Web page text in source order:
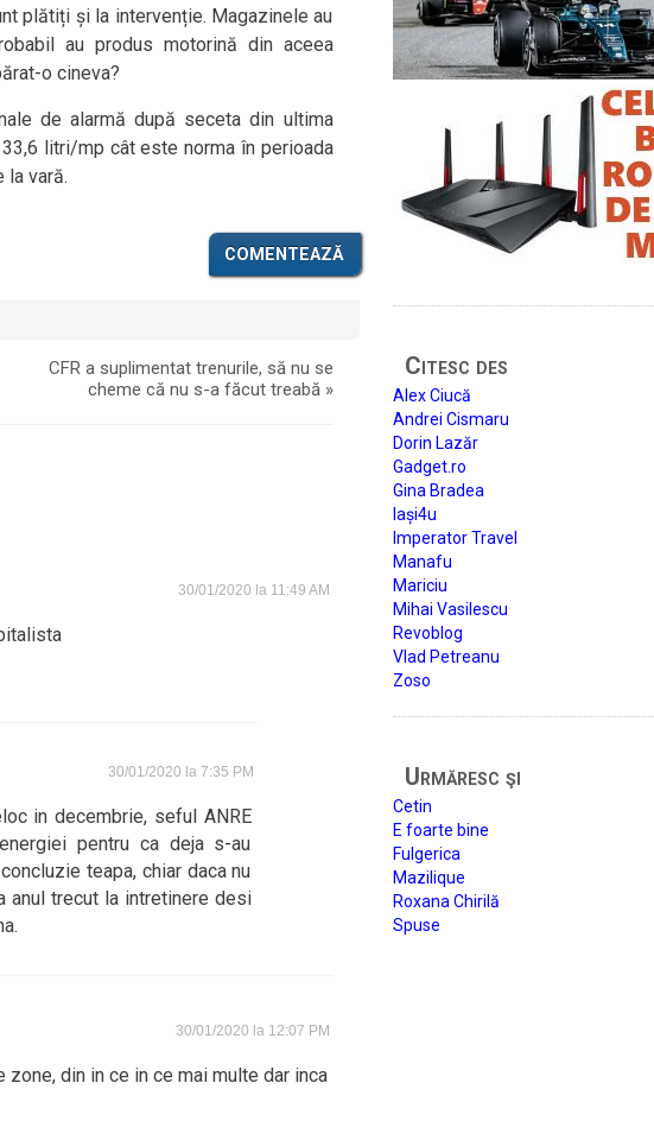
plătiți și la intervenție. Magazinele au
au produs motorină din aceea
o cineva?
de alarmă după seceta din ultima
litri/mp cât este norma în perioada
la vară.
COMENTEAZĂ
CFR a suplimentat trenurile, să nu se
cheme că nu s-a făcut treabă»
30/01/2020 la 11:49 AM
30/01/2020 la 7:35 PM
in decembrie, seful ANRE
pentru ca deja s-au
teapa, chiar daca nu
trecut la intretinere desi
30/01/2020 la 12:07 PM
din in ce in ce mai multe dar inca
Citesc des
Alex Ciucă
Andrei Cismaru
Dorin Lazăr
Gadget.ro
Gina Bradea
Iași4u
Imperator Travel
Manafu
Mariciu
Mihai Vasilescu
Revoblog
Vlad Petreanu
Zoso
Urmăresc şi
Cetin
E foarte bine
Fulgerica
Mazilique
Roxana Chirilă
Spuse